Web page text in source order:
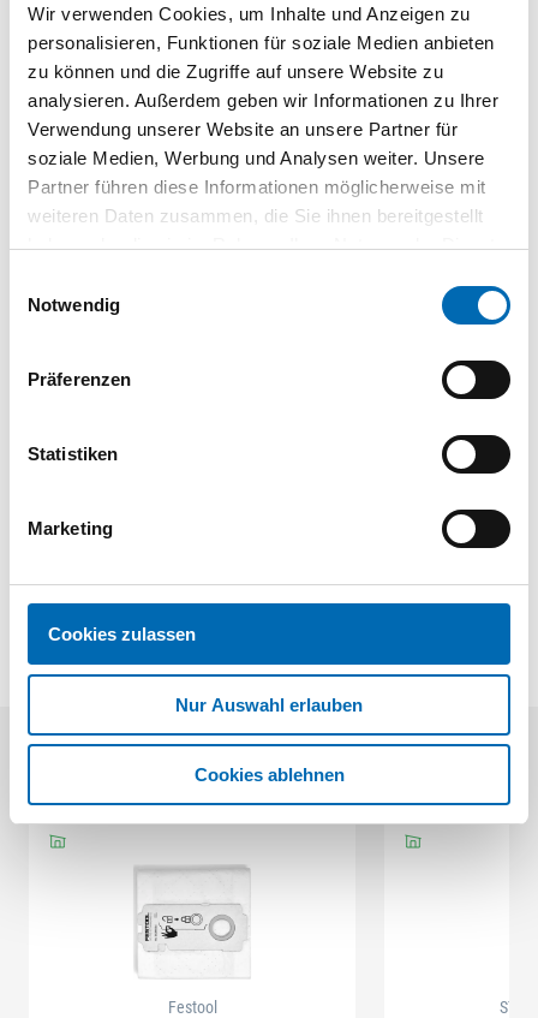
Wir verwenden Cookies, um Inhalte und Anzeigen zu
personalisieren, Funktionen für soziale Medien anbieten
zu können und die Zugriffe auf unsere Website zu
analysieren. Außerdem geben wir Informationen zu Ihrer
Verwendung unserer Website an unsere Partner für
soziale Medien, Werbung und Analysen weiter. Unsere
Partner führen diese Informationen möglicherweise mit
weiteren Daten zusammen, die Sie ihnen bereitgestellt
haben oder die sie im Rahmen Ihrer Nutzung der Dienste
Notwendig
Präferenzen
Statistiken
Marketing
Cookies zulassen
Nur Auswahl erlauben
Cookies ablehnen
Die Insetbox 1x4 H95 (52x209 mm) ist passend für
Metallkoffer, L-BOXXen Familie, Schubladen der Sortimo
Fahrzeugeinrichtung sowie der WorkMo. Die Höhe (95 mm)
der Insetbox ist ideal für die übersichtliche Sortierung von
langen C-Materialien in großer Menge.
Die Insetboxenhöhe 95 mm ist optimal für die
L-BOXX 136 G4
In Verbindung mit einem Zwischenboden oder einem
denkbar.
Festool